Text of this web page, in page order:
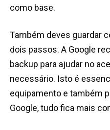
como base.
Também deves guardar
dois passos. A Google
backup para ajudar no
necessário. Isto é
equipamento e também
Google, tudo fica mais